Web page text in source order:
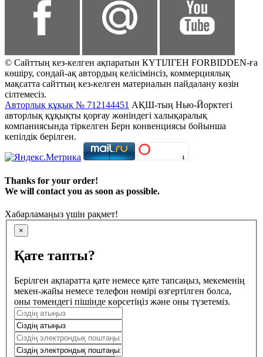
© Сайттың кез-келген ақпаратын КҮТІЛГЕН FORBIDDEN-ға
көшіру, сондай-ақ автордың келісімінсіз, коммерциялық
мақсатта сайттың кез-келген материалын пайдалану көзін
сілтемесіз.
Авторлық құқық № 712144451 АҚШ-тың Нью-Йорктегі
авторлық құқықты қорғау жөніндегі халықаралық
компаниясында тіркелген Берн конвенциясы бойынша
кепілдік берілген.
Thanks for your order!
We will contact you as soon as possible.
Хабарламаңыз үшін рақмет!
×
Қате тапты?
Берілген ақпаратта қате немесе қате тапсаңыз, мекеменің
мекен-жайы немесе телефон нөмірі өзгертілген болса,
оны төмендегі пішінде көрсетіңіз және оны түзетеміз.